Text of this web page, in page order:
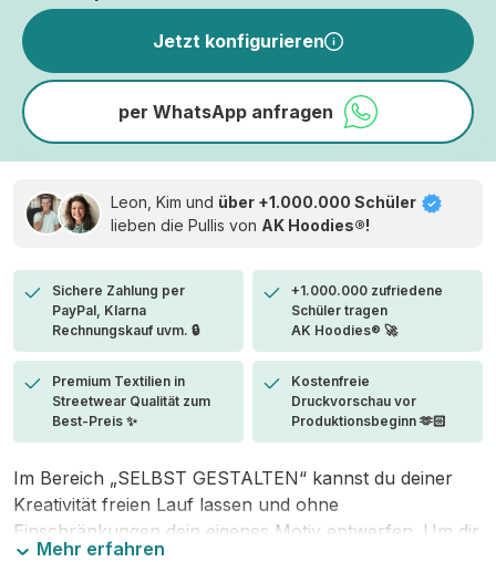
Jetzt konfigurieren
per WhatsApp anfragen
Leon, Kim und über +1.000.000 Schüler
lieben die Pullis von AK Hoodies®!
Sichere Zahlung per
PayPal, Klarna
Rechnungskauf uvm. 🔒
+1.000.000 zufriedene
Schüler tragen
AK Hoodies® 🚀
Premium Textilien in
Streetwear Qualität zum
Best-Preis ✨
Kostenfreie
Druckvorschau vor
Produktionsbeginn 🫶🏻
Im Bereich „SELBST GESTALTEN“ kannst du deiner
Kreativität freien Lauf lassen und ohne
Einschränkungen dein eigenes Motiv entwerfen. Um dir
Mehr erfahren